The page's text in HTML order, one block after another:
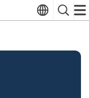
TranslateSearch